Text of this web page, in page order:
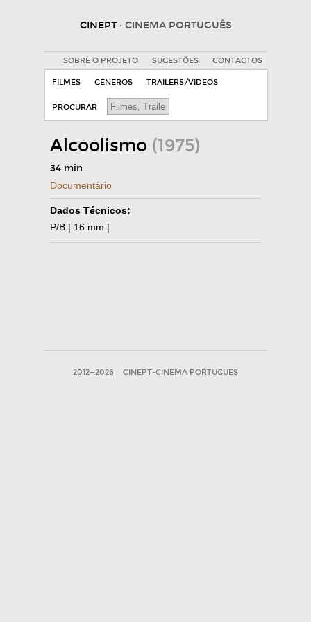
CINEPT · CINEMA PORTUGUÊS
SOBRE O PROJETO SUGESTÕES CONTACTOS
FILMES GÉNEROS TRAILERS/VIDEOS
PROCURAR
Alcoolismo (1975)
34 min
Documentário
Dados Técnicos:
P/B | 16 mm |
2012—2026 CINEPT-CINEMA PORTUGUES